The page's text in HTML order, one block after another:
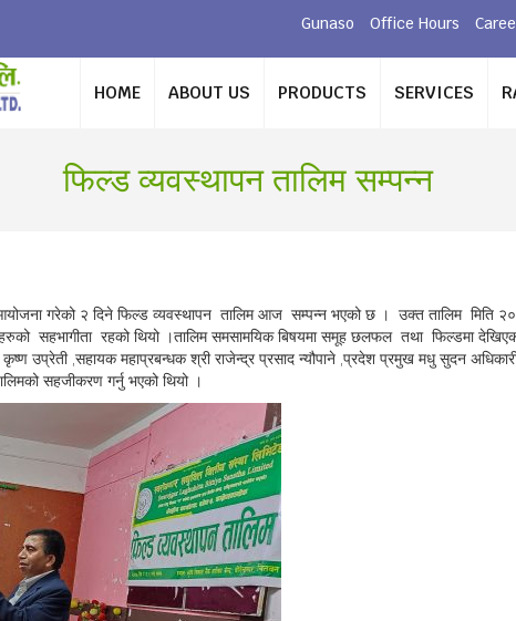
Gunaso Office Hours
HOME ABOUT US PRODUCTS SERVICES
फिल्ड व्यवस्थापन तालिम सम्पन्न
आयोजना गरेको २ दिने फिल्ड व्यवस्थापन तालिम आज सम्पन्न भएको छ । उक्त तालिम मिति
सहभागीता रहको थियो ।तालिम समसामयिक बिषयमा समूह छलफल तथा फिल्डमा
उप्रेती ,सहायक महाप्रबन्धक श्री राजेन्द्र प्रसाद न्यौपाने ,प्रदेश प्रमुख मधु सुदन
सहजीकरण गर्नु भएको थियो ।